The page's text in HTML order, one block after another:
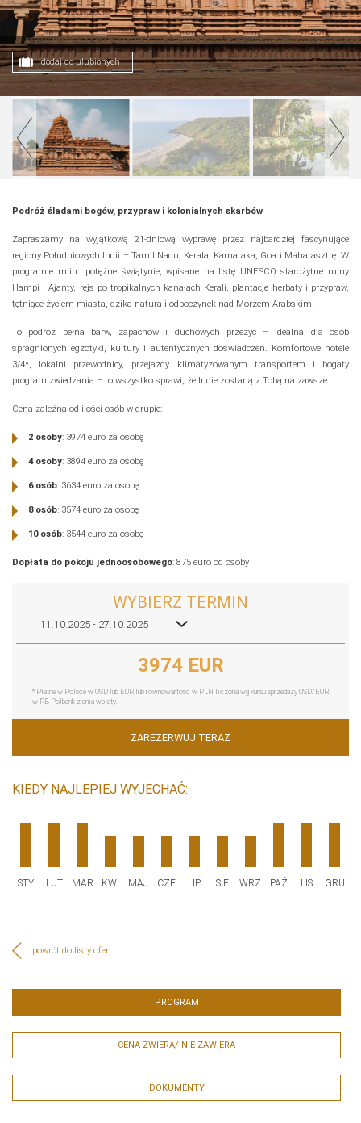
dodaj do ulubionych
Podróż śladami bogów, przypraw i kolonialnych skarbów
Zapraszamy na wyjątkową 21-dniową wyprawę przez najbardziej fascynujące
regiony Południowych Indii – Tamil Nadu, Kerala, Karnataka, Goa i Maharasztrę. W
programie m.in.: potężne świątynie, wpisane na listę UNESCO starożytne ruiny
Hampi i Ajanty, rejs po tropikalnych kanałach Kerali, plantacje herbaty i przypraw,
tętniące życiem miasta, dzika natura i odpoczynek nad Morzem Arabskim.
To podróż pełna barw, zapachów i duchowych przeżyć – idealna dla osób
spragnionych egzotyki, kultury i autentycznych doświadczeń. Komfortowe hotele
3/4*, lokalni przewodnicy, przejazdy klimatyzowanym transportem i bogaty
program zwiedzania – to wszystko sprawi, że Indie zostaną z Tobą na zawsze.
Cena zależna od ilości osób w grupie:
2 osoby: 3974 euro za osobę
4 osoby: 3894 euro za osobę
6 osób: 3634 euro za osobę
8 osób: 3574 euro za osobę
10 osób: 3544 euro za osobę
Dopłata do pokoju jednoosobowego: 875 euro od osoby
WYBIERZ TERMIN
11.10.2025 - 27.10.2025
3974 EUR
* Płatne w Polsce w USD lub EUR lub równowartość w PLN liczona wg kursu sprzedaży USD/EUR
w RB Polbank z dnia wpłaty.
ZAREZERWUJ TERAZ
KIEDY NAJLEPIEJ WYJECHAĆ:
STY LUT MAR KWI MAJ CZE LIP SIE WRZ PAŹ LIS GRU
powrót do listy ofert
PROGRAM
CENA ZWIERA/ NIE ZAWIERA
DOKUMENTY